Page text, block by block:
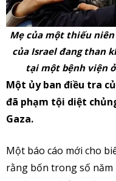
Mẹ của một thiếu
của Israel đang than
tại một bệnh viện
Một ủy ban điều tra
đã phạm tội diệt
Gaza.
Một báo cáo mới cho
rằng bốn trong số